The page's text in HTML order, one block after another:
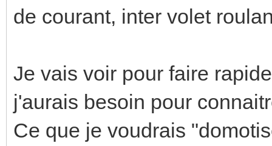
de courant, inter volet
Je vais voir pour faire
j'aurais besoin pour
Ce que je voudrais